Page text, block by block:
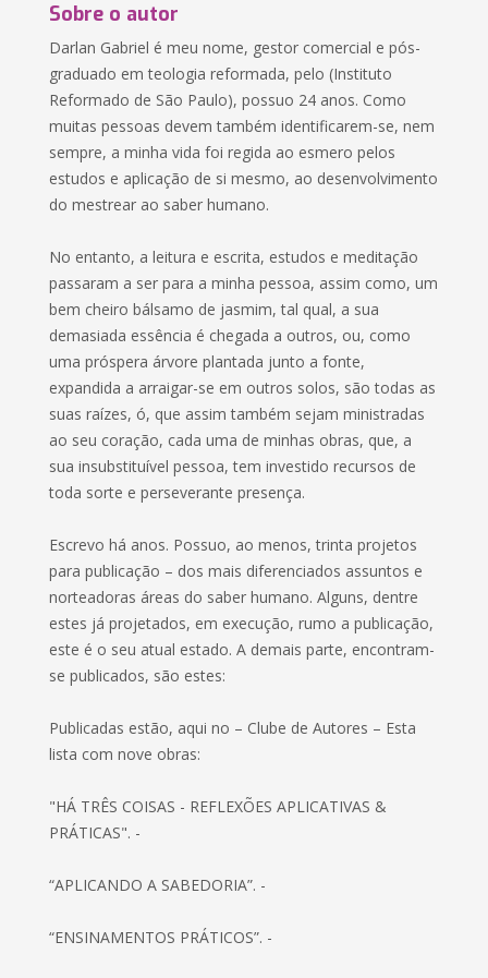
Sobre o autor
Darlan Gabriel é meu nome, gestor comercial e pós-
graduado em teologia reformada, pelo (Instituto
Reformado de São Paulo), possuo 24 anos. Como
muitas pessoas devem também identificarem-se, nem
sempre, a minha vida foi regida ao esmero pelos
estudos e aplicação de si mesmo, ao desenvolvimento
do mestrear ao saber humano.
No entanto, a leitura e escrita, estudos e meditação
passaram a ser para a minha pessoa, assim como, um
bem cheiro bálsamo de jasmim, tal qual, a sua
demasiada essência é chegada a outros, ou, como
uma próspera árvore plantada junto a fonte,
expandida a arraigar-se em outros solos, são todas as
suas raízes, ó, que assim também sejam ministradas
ao seu coração, cada uma de minhas obras, que, a
sua insubstituível pessoa, tem investido recursos de
toda sorte e perseverante presença.
Escrevo há anos. Possuo, ao menos, trinta projetos
para publicação – dos mais diferenciados assuntos e
norteadoras áreas do saber humano. Alguns, dentre
estes já projetados, em execução, rumo a publicação,
este é o seu atual estado. A demais parte, encontram-
se publicados, são estes:
Publicadas estão, aqui no – Clube de Autores – Esta
lista com nove obras:
"HÁ TRÊS COISAS - REFLEXÕES APLICATIVAS &
PRÁTICAS". -
“APLICANDO A SABEDORIA”. -
“ENSINAMENTOS PRÁTICOS”. -